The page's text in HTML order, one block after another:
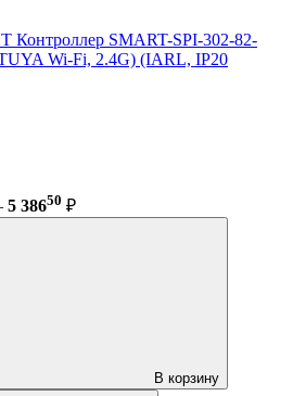
SMART-SPI-302-82-
Wi-Fi, 2.4G) (IARL, IP20
5 38650 ₽
В корзину